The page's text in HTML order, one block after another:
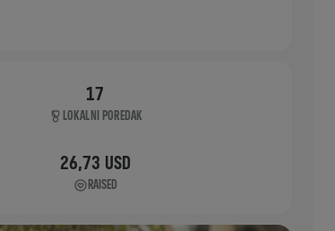
17
LOKALNI POREDAK
26,73 USD
RAISED